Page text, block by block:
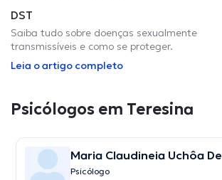
DST
Saiba tudo sobre doenças sexualmente
transmissíveis e como se proteger.
Leia o artigo completo
Psicólogos em Teresina
Maria Claudineia Uchôa De
Abreu
Psicólogo